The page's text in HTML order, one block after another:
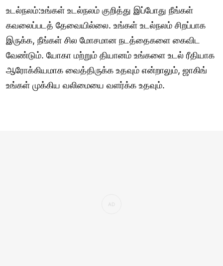
உடல்நலம்:உங்கள் உடல்நலம் குறித்து இப்போது நீங்கள்
கவலைப்படத் தேவையில்லை. உங்கள் உடல்நலம் சிறப்பாக
இருக்க, நீங்கள் சில மோசமான நடத்தைகளை கைவிட
வேண்டும். யோகா மற்றும் தியானம் உங்களை உடல் ரீதியாக
ஆரோக்கியமாக வைத்திருக்க உதவும் என்றாலும், ஜாகிங்
உங்கள் முக்கிய வலிமையை வளர்க்க உதவும்.